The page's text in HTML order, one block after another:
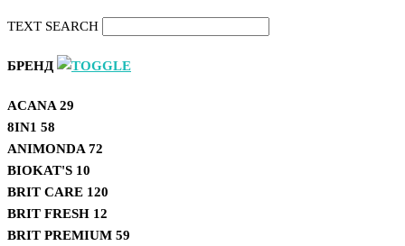
TEXT SEARCH
БРЕНД
ACANA 29
8IN1 58
ANIMONDA 72
BIOKAT'S 10
BRIT CARE 120
BRIT FRESH 12
BRIT PREMIUM 59